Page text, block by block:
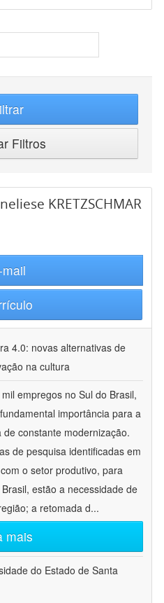
Filtros
KRETZSCHMAR
4.0: novas alternativas de
na cultura
empregos no Sul do Brasil,
importância para a
constante modernização.
de pesquisa identificadas em
o setor produtivo, para
estão a necessidade de
a retomada d...
mais
do Estado de Santa